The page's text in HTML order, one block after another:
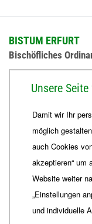
BISTUM ERFURT
Bischöfliches
+49 361 6572-444
ordinariat
Unsere
Damit wir Ihr
möglich
auch Cookies
akzeptieren“ um
Website weiter
„Einstellungen
und individuelle